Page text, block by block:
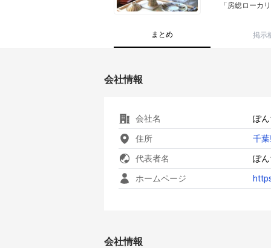
「房総ローカ
まとめ 掲示
会社情報
会社名 ぽ
住所 千
代表者名 ぽ
ホームページ
会社情報